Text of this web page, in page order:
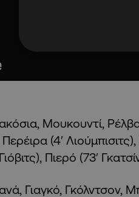
Μουκουντί,
(4′
Πιερό (73′
Γιαγκό, Γκόλντσον,